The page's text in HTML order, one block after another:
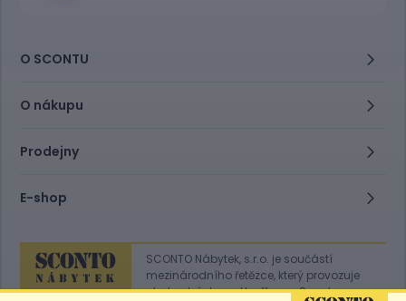
O SCONTU
O nákupu
Prodejny
E-shop
SCONTO Nábytek, s.r.o. je součástí
mezinárodního řetězce, který provozuje
obchodní domyHoeffneraSconto.